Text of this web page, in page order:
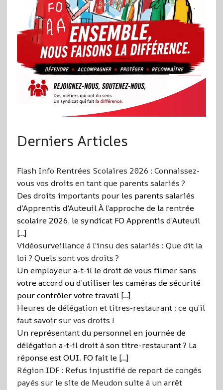
Derniers Articles
Flash Info Rentrées Scolaires 2026 : Connaissez-
vous vos droits en tant que parents salariés ?
Des droits importants pour les parents salariés
d’Apprentis d’Auteuil À l’approche de la rentrée
scolaire 2026, le syndicat FO Apprentis d’Auteuil
[…]
Vidéosurveillance à l’insu des salariés : Que dit la
loi ? Quels sont vos droits ?
Un employeur a-t-il le droit de vous filmer sans
votre accord ou d’utiliser les caméras de sécurité
pour contrôler votre travail […]
Heures de délégation et titres-restaurant : ce qu’il
faut savoir sur vos droits !
Un représentant du personnel en journée de
délégation a-t-il droit à son titre-restaurant ? La
réponse est OUI. FO fait le […]
Région IDF : Refus injustifié de report de congés
payés sur le site de Meudon suite à un arrêt